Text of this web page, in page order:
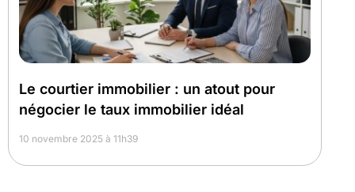
Le courtier immobilier : un atout pour
négocier le taux immobilier idéal
10 novembre 2025 à 11h39